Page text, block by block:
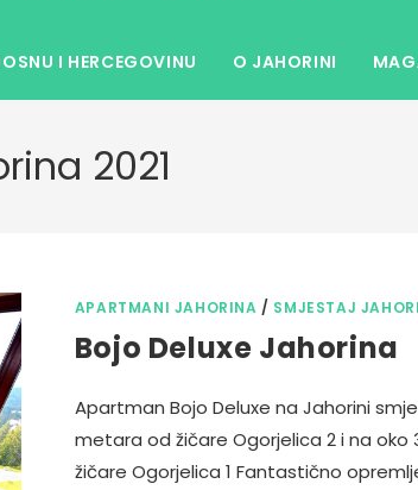
I HERCEGOVINU O JAHORINI
2021
APARTMANI JAHORINA / SMJESTAJ
Bojo Deluxe Jahorina
Apartman Bojo Deluxe na Jahorini
metara od žičare Ogorjelica 2 i na
žičare Ogorjelica 1 Fantastično